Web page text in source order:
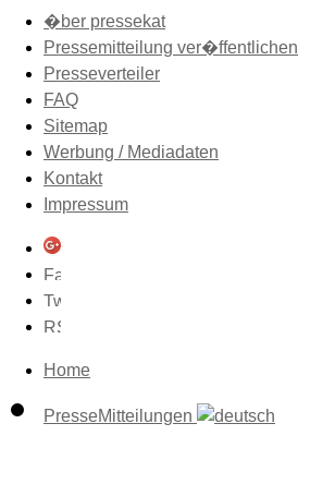
�ber pressekat
Pressemitteilung ver�ffentlichen
Presseverteiler
FAQ
Sitemap
Werbung / Mediadaten
Kontakt
Impressum
Home
PresseMitteilungen